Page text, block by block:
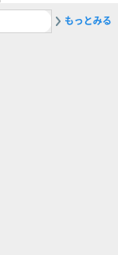
2Switch2
もっとみる